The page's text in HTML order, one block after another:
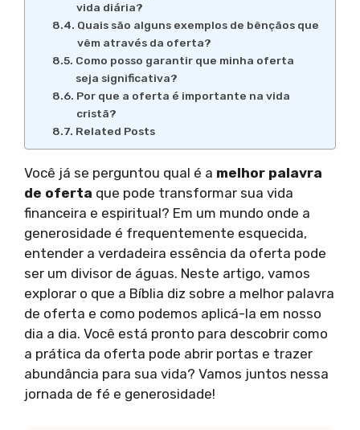
vida diária?
Quais são alguns exemplos de bênçãos que
vêm através da oferta?
Como posso garantir que minha oferta
seja significativa?
Por que a oferta é importante na vida
cristã?
Related Posts
Você já se perguntou qual é a melhor palavra
de oferta que pode transformar sua vida
financeira e espiritual? Em um mundo onde a
generosidade é frequentemente esquecida,
entender a verdadeira essência da oferta pode
ser um divisor de águas. Neste artigo, vamos
explorar o que a Bíblia diz sobre a melhor palavra
de oferta e como podemos aplicá-la em nosso
dia a dia. Você está pronto para descobrir como
a prática da oferta pode abrir portas e trazer
abundância para sua vida? Vamos juntos nessa
jornada de fé e generosidade!